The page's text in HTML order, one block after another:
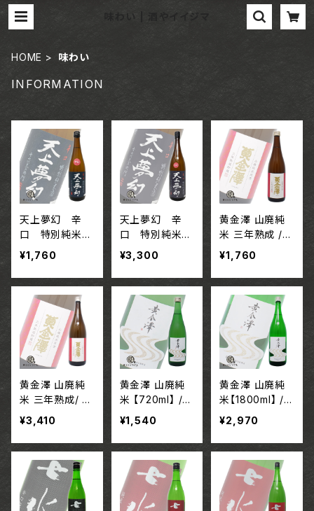
味わい | 酒やイイジマ
HOME 味わい
INFORMATION
天上夢幻 辛
口 特別純米【7
20ml】 / 宮城 中
勇酒造店
¥1,760
天上夢幻 辛
口 特別純米【1
800ml】 / 宮城
中勇酒造店
¥3,300
黄金澤 山廃純
米 三年熟成 /
宮城 合名会社
川敬商店
¥1,760
黄金澤 山廃純
米 三年熟成/ 宮
城 合名会社川
敬商店
¥3,410
黄金澤 山廃純
米 【720ml】 /
宮城 合名会社
川敬商店
¥1,540
黄金澤 山廃純
米【1800ml】 /
宮城 合名会社
川敬商店
¥2,970